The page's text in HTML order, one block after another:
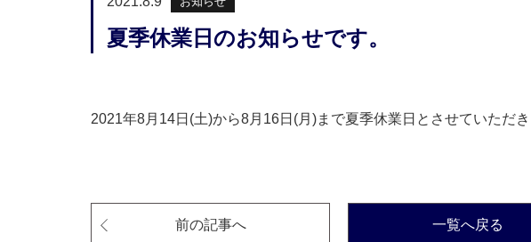
夏季休業日のお知らせです。
2021年8月14日(土)から8月16日(月)まで夏季休業日とさせていただき
前の記事へ 一覧へ戻る